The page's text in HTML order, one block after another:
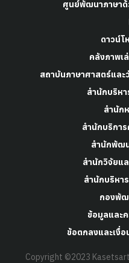
ศูนย์พัฒนาภาษาด้
ดาวน์โ
คลังภาพเ
สถาบันภาษาศาสตร์แล
สำนักบริห
สำนัก
สำนักบริกา
สำนักพัฒ
สำนักวิจัยแ
สำนักบริหา
กองพั
ข้อมูลและ
ข้อตกลงและเงื่อ
Copyright ©2023